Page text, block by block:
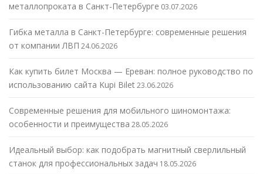
металлопроката в Санкт-Петербурге 03.07.2026
Гибка металла в Санкт-Петербурге: современные решения
от компании ЛВП 24.06.2026
Как купить билет Москва — Ереван: полное руководство по
использованию сайта Kupi Bilet23.06.2026
Современные решения для мобильного шиномонтажа:
особенности и преимущества 28.05.2026
Идеальный выбор: как подобрать магнитный сверлильный
станок для профессиональных задач 18.05.2026